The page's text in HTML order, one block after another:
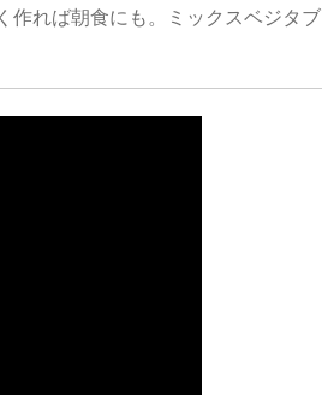
作れば朝食にも。ミックスベジタブ